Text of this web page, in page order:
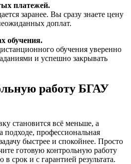
платежей.
заранее. Вы сразу знаете цену
доплат.
обучения.
обучения уверенно
и успешно закрывать
работу БГАУ
становится всё меньше, а
подходе, профессиональная
быстрее и спокойнее. Просто
готовую контрольную работу
срок и с гарантией результата.